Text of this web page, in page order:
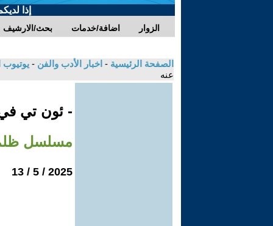
إذا
بحث/الارشيف اضافة/خدمات الزوار
الصفحة الرئيسية - اخبار الأدب والفن -
عنه
- ئون تي
مسلسل
2025 / 5 / 13